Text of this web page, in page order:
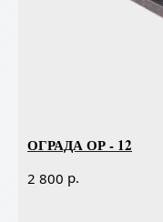
ОГРАДА ОР - 12
2 800 р.